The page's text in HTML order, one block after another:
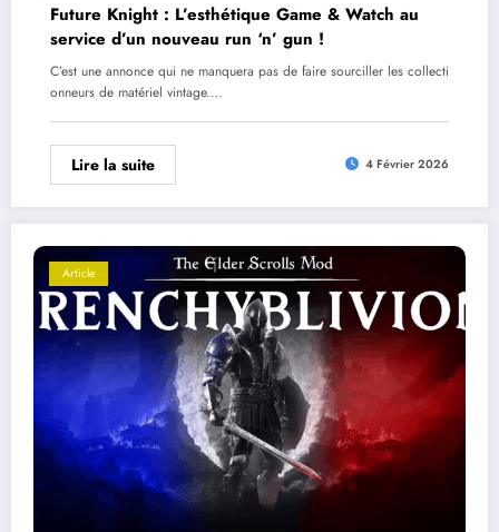
Future Knight : L’esthétique Game & Watch au
service d’un nouveau run ‘n’ gun !
C’est une annonce qui ne manquera pas de faire sourciller les collecti
onneurs de matériel vintage.…
Lire la suite 4 Février 2026
Article